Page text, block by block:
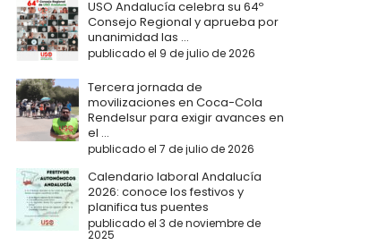
USO Andalucía celebra su 64º
Consejo Regional y aprueba por
unanimidad las ...
publicado el 9 de julio de 2026
Tercera jornada de
movilizaciones en Coca-Cola
Rendelsur para exigir avances en
el ...
publicado el 7 de julio de 2026
Calendario laboral Andalucía
2026: conoce los festivos y
planifica tus puentes
publicado el 3 de noviembre de
2025